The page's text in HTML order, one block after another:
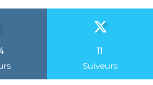
11
Suiveurs